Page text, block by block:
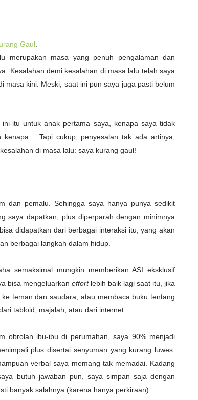
Gaul
merupakan masa yang penuh pengalaman dan
Kesalahan demi kesalahan di masa lalu telah saya
masa kini. Meski, saat ini pun saya juga pasti belum
itu untuk anak pertama saya, kenapa saya tidak
Tapi cukup, penyesalan tak ada artinya,
di masa lalu: saya kurang gaul!
dan pemalu. Sehingga saya hanya punya sedikit
saya dapatkan, plus diperparah dengan minimnya
didapatkan dari berbagai interaksi itu, yang akan
berbagai langkah dalam hidup.
semaksimal mungkin memberikan ASI eksklusif
bisa mengeluarkan effort lebih baik lagi saat itu, jika
teman dan saudara, atau membaca buku tentang
tabloid, majalah, atau dari internet.
obrolan ibu-ibu di perumahan, saya 90% menjadi
plus disertai senyuman yang kurang luwes.
verbal saya memang tak memadai. Kadang
butuh jawaban pun, saya simpan saja dengan
banyak salahnya (karena hanya perkiraan).